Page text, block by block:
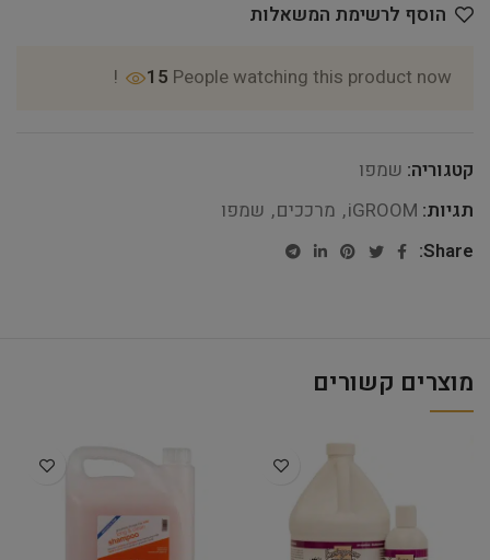
הוסף לרשימת המשאלות
15 People watching this product now!
קטגוריה: שמפו
תגיות: iGROOM
, מרככים, שמפו
Share:
מוצרים קשורים